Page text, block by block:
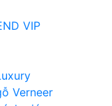
VIP
Verneer